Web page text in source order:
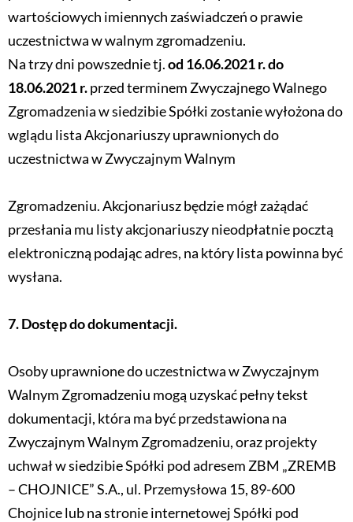
wartościowych imiennych zaświadczeń o prawie
uczestnictwa w walnym zgromadzeniu.
Na trzy dni powszednie tj.od 16.06.2021 r. do
18.06.2021 r.przed terminem Zwyczajnego Walnego
Zgromadzenia w siedzibie Spółki zostanie wyłożona do
wglądu lista Akcjonariuszy uprawnionych do
uczestnictwa w Zwyczajnym Walnym
Zgromadzeniu. Akcjonariusz będzie mógł zażądać
przesłania mu listy akcjonariuszy nieodpłatnie pocztą
elektroniczną podając adres, na który lista powinna być
wysłana.
7.Dostęp do dokumentacji.
Osoby uprawnione do uczestnictwa w Zwyczajnym
Walnym Zgromadzeniu mogą uzyskać pełny tekst
dokumentacji, która ma być przedstawiona na
Zwyczajnym Walnym Zgromadzeniu, oraz projekty
uchwał w siedzibie Spółki pod adresem ZBM „ZREMB
– CHOJNICE” S.A., ul. Przemysłowa 15, 89-600
Chojnice lub na stronie internetowej Spółki pod